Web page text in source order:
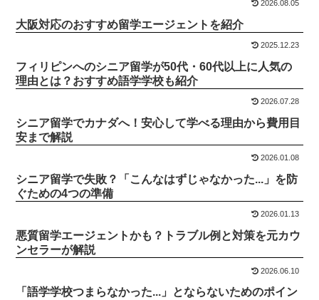
2026.08.05
大阪対応のおすすめ留学エージェントを紹介
2025.12.23
フィリピンへのシニア留学が50代・60代以上に人気の
理由とは？おすすめ語学学校も紹介
2026.07.28
シニア留学でカナダへ！安心して学べる理由から費用目
安まで解説
2026.01.08
シニア留学で失敗？「こんなはずじゃなかった...」を防
ぐための4つの準備
2026.01.13
悪質留学エージェントかも？トラブル例と対策を元カウ
ンセラーが解説
2026.06.10
「語学学校つまらなかった...」とならないためのポイン